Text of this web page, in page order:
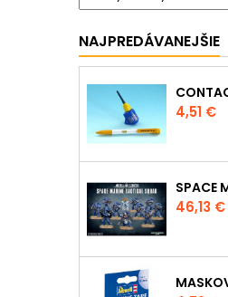
NAJPREDÁVANEJŠIE
Cena
4,51 €
Cena
46,13 €